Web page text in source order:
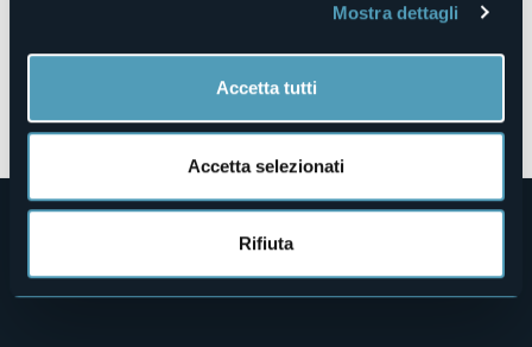
Mostra dettagli
Accetta tutti
Accetta selezionati
Rifiuta